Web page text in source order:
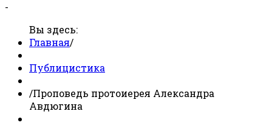
-
Вы здесь:
Главная/
Публицистика
/Проповедь протоиерея Александра
Авдюгина